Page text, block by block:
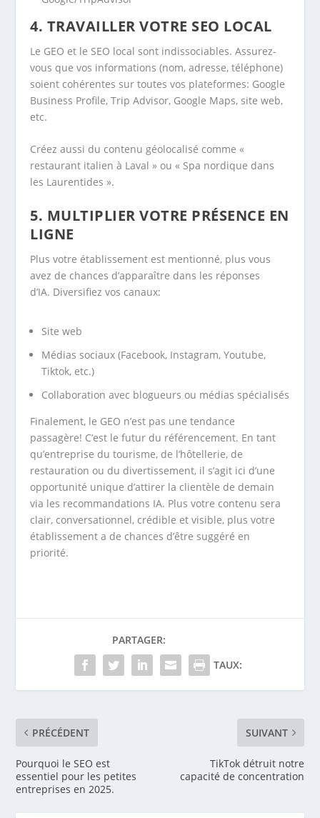
4. TRAVAILLER VOTRE SEO LOCAL
Le GEO et le SEO local sont indissociables. Assurez-
vous que vos informations (nom, adresse, téléphone)
soient cohérentes sur toutes vos plateformes: Google
Business Profile, Trip Advisor, Google Maps, site web,
etc.
Créez aussi du contenu géolocalisé comme «
restaurant italien à Laval » ou « Spa nordique dans
les Laurentides ».
5. MULTIPLIER VOTRE PRÉSENCE EN
LIGNE
Plus votre établissement est mentionné, plus vous
avez de chances d’apparaître dans les réponses
d’IA. Diversifiez vos canaux:
Site web
Médias sociaux (Facebook, Instagram, Youtube,
Tiktok, etc.)
Collaboration avec blogueurs ou médias spécialisés
Finalement, le GEO n’est pas une tendance
passagère! C’est le futur du référencement. En tant
qu’entreprise du tourisme, de l’hôtellerie, de
restauration ou du divertissement, il s’agit ici d’une
opportunité unique d’attirer la clientèle de demain
via les recommandations IA. Plus votre contenu sera
clair, conversationnel, crédible et visible, plus votre
établissement a de chances d’être suggéré en
priorité.
PARTAGER:
TAUX:
PRÉCÉDENT
Pourquoi le SEO est
essentiel pour les petites
entreprises en 2025.
SUIVANT
TikTok détruit notre
capacité de concentration